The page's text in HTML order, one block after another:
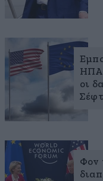
ΗΠΑ:
οι
Φον